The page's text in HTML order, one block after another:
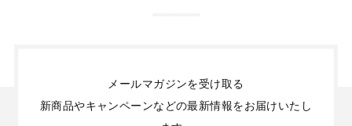
メールマガジンを受け取る
新商品やキャンペーンなどの最新情報をお届けいたし